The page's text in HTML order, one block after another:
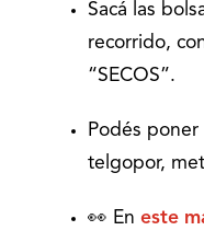
Sacá las
recorrido,
“SECOS”.
Podés
telgopor,
👀 En este